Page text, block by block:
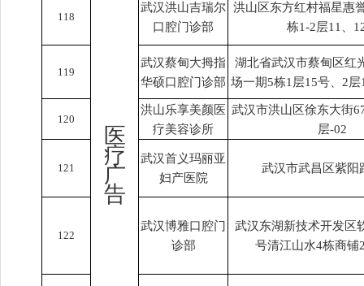
医
疗
广
告
118
武汉洪山吉瑞尔
口腔门诊部
洪山区东方红村福星惠
栋1-2层11、
119
武汉蔡甸大拇指
华硕口腔门诊部
湖北省武汉市蔡甸区红
场一期5栋1层15号、2层
120
洪山乐享美颜医
疗美容诊所
武汉市洪山区徐东大街
层-02
121
武汉首义玛丽亚
妇产医院
武汉市武昌区紫阳
122
武汉博雅口腔门
诊部
武汉东湖新技术开发区
号清江山水4栋商